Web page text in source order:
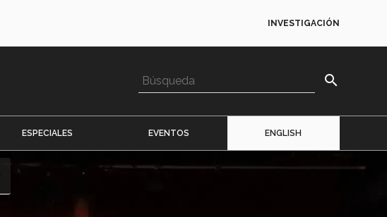
INVESTIGACIÓN
search
ESPECIALES EVENTOS ENGLISH